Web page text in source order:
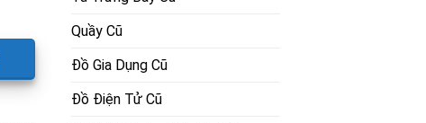
Quầy Cũ
Đồ Gia Dụng Cũ
Đồ Điện Tử Cũ